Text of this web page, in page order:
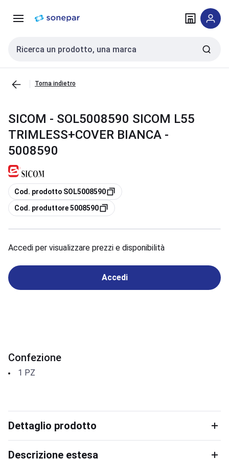
navigazione alla
Cerca input
Torna indietro
SICOM - SOL5008590 SICOM L55
TRIMLESS+COVER BIANCA -
5008590
copia
Cod. prodotto SOL5008590
copia
Cod. produttore 5008590
Accedi per visualizzare prezzi e disponibilità
Accedi
Confezione
1 PZ
Dettaglio prodotto
Descrizione estesa